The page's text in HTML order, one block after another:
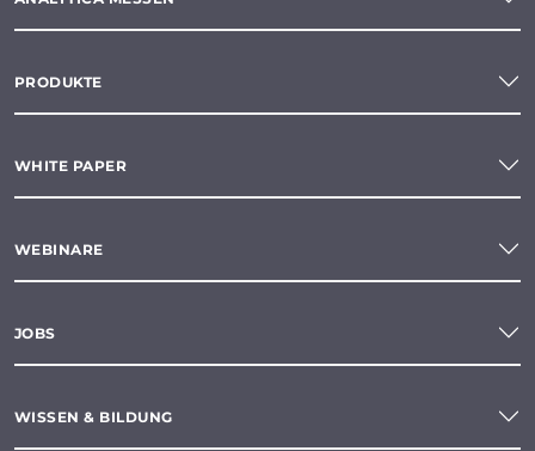
PRODUKTE
WHITE PAPER
WEBINARE
JOBS
WISSEN & BILDUNG